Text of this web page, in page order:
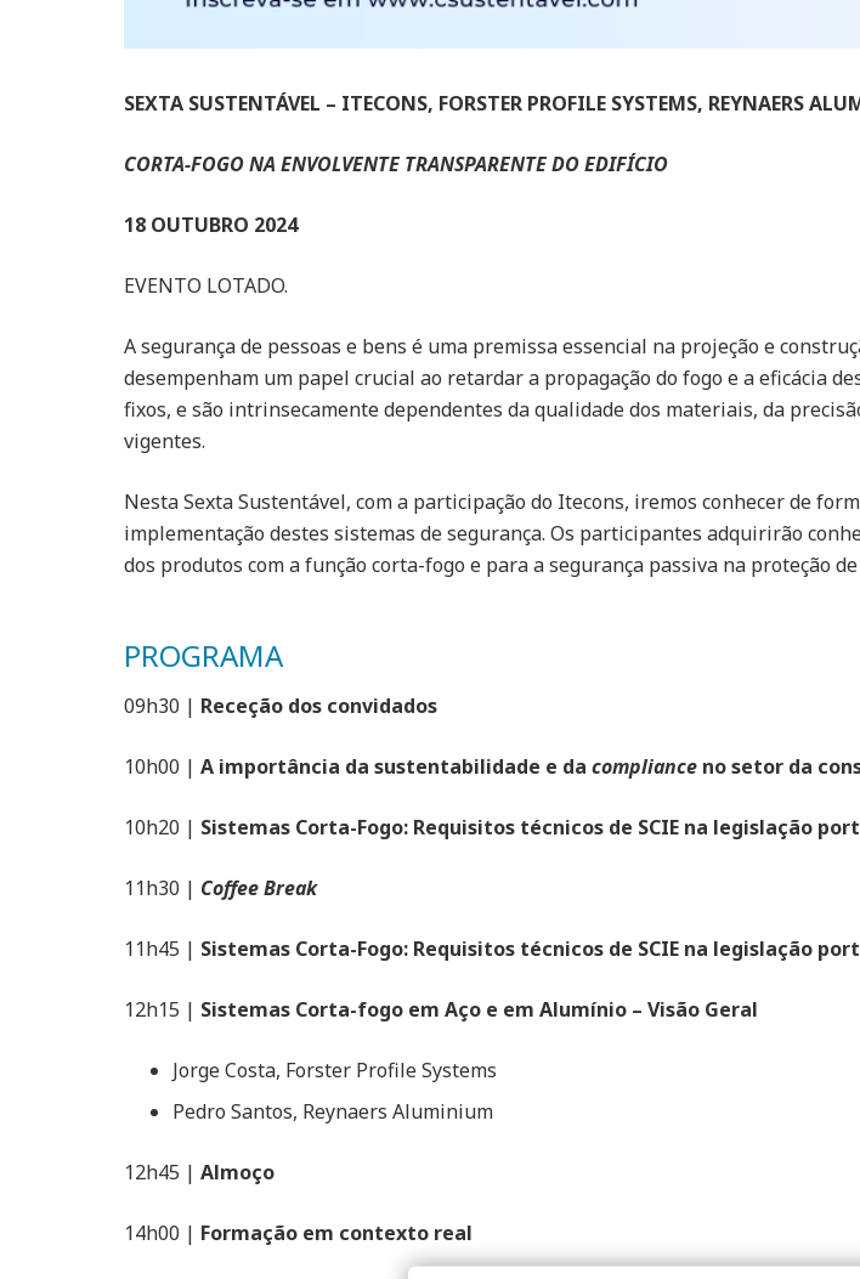
SEXTA SUSTENTÁVEL – ITECONS, FORSTER PROFILE SYSTEMS, REYNAERS
CORTA-FOGO NA ENVOLVENTE TRANSPARENTE DO EDIFÍCIO
18 OUTUBRO 2024
EVENTO LOTADO.
A segurança de pessoas e bens é uma premissa essencial na projeção e
desempenham um papel crucial ao retardar a propagação do fogo e a eficácia
fixos, e são intrinsecamente dependentes da qualidade dos materiais, da
vigentes.
Nesta Sexta Sustentável, com a participação do Itecons, iremos conhecer de
implementação destes sistemas de segurança. Os participantes adquirirão
dos produtos com a função corta-fogo e para a segurança passiva na proteção
PROGRAMA
09h30 | Receção dos convidados
10h00 | A importância da sustentabilidade e da compliance no setor da
10h20 | Sistemas Corta-Fogo: Requisitos técnicos de SCIE na legislação
11h30 | Coffee Break
11h45 | Sistemas Corta-Fogo: Requisitos técnicos de SCIE na legislação
12h15 | Sistemas Corta-fogo em Aço e em Alumínio – Visão Geral
Jorge Costa, Forster Profile Systems
Pedro Santos, Reynaers Aluminium
12h45 | Almoço
14h00 | Formação em contexto real